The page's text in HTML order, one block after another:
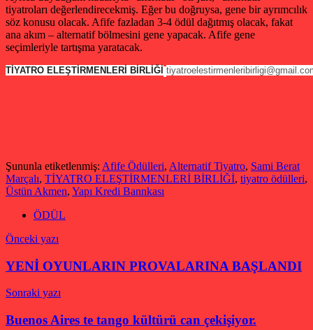
tiyatroları değerlendirecekmiş. Eğer bu doğruysa, gene bir ayrımcılık
söz konusu olacak. Afife fazladan 3-4 ödül dağıtmış olacak, fakat
ana akım – alternatif bölmesini gene yapacak. Afife gene
seçimleriyle tartışma yaratacak.
TİYATRO ELEŞTİRMENLERİ BİRLİĞİ
Şununla etiketlenmiş: Afife Ödülleri, Alternatif Tiyatro, Sami Berat
Marçalı, TİYATRO ELEŞTİRMENLERİ BİRLİĞİ, tiyatro ödülleri,
Üstün Akmen, Yapı Kredi Bannkası
ÖDÜL
Yazı
gezinmesi
Önceki yazı
YENİ OYUNLARIN PROVALARINA BAŞLANDI
Sonraki yazı
Buenos Aires te tango kültürü can çekişiyor.